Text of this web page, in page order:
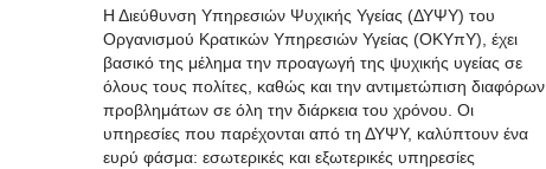
Η Διεύθυνση Υπηρεσιών Ψυχικής Υγείας (ΔΥΨΥ) του
Οργανισμού Κρατικών Υπηρεσιών Υγείας (ΟΚΥπΥ), έχει
βασικό της μέλημα την προαγωγή της ψυχικής υγείας σε
όλους τους πολίτες, καθώς και την αντιμετώπιση διαφόρων
προβλημάτων σε όλη την διάρκεια του χρόνου. Οι
υπηρεσίες που παρέχονται από τη ΔΥΨΥ, καλύπτουν ένα
ευρύ φάσμα: εσωτερικές και εξωτερικές υπηρεσίες